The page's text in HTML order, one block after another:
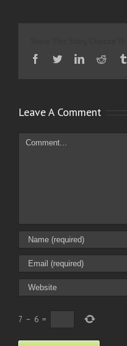
Facebook
TwitterLinkedinReddit
Leave A Comment
Comment
7 − 6 =